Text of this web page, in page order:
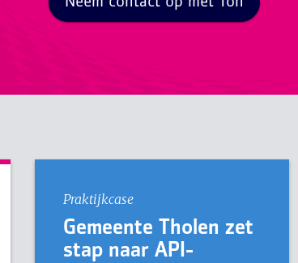
Praktijkcase
Gemeente Tholen zet
stap naar API-